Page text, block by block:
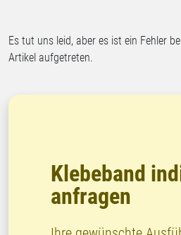
Es tut uns leid, aber es ist ein Fehler
Artikel aufgetreten.
Klebeband
anfragen